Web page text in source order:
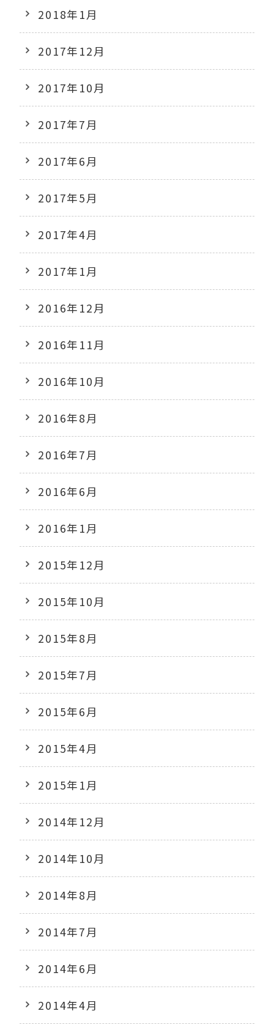
2018年1月
2017年12月
2017年10月
2017年7月
2017年6月
2017年5月
2017年4月
2017年1月
2016年12月
2016年11月
2016年10月
2016年8月
2016年7月
2016年6月
2016年1月
2015年12月
2015年10月
2015年8月
2015年7月
2015年6月
2015年4月
2015年1月
2014年12月
2014年10月
2014年8月
2014年7月
2014年6月
2014年4月